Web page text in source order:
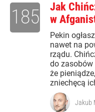
Jak
w
Pekin
nawet na
rządu.
do
że
zniechęcą
185
Jakub